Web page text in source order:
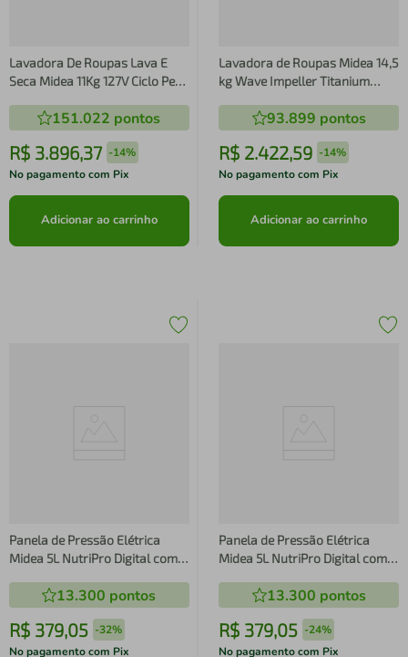
Lavadora De Roupas Lava E
Seca Midea 11Kg 127V Ciclo Pets
151.022 pontos
R$ 3.896,37 -14%
No pagamento com Pix
Adicionar ao carrinho
Lavadora de Roupas Midea 14,5
kg Wave Impeller Titanium
93.899 pontos
R$ 2.422,59 -14%
No pagamento com Pix
Adicionar ao carrinho
Panela de Pressão Elétrica
Midea 5L NutriPro Digital com
13.300 pontos
R$ 379,05 -32%
No pagamento com Pix
Panela de Pressão Elétrica
Midea 5L NutriPro Digital com
13.300 pontos
R$ 379,05 -24%
No pagamento com Pix